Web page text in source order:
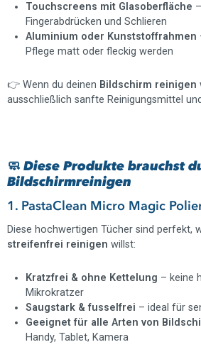
Touchscreens mit Glasoberfläche
Fingerabdrücken und Schlieren
Aluminium oder Kunststoffrahmen
Pflege matt oder fleckig werden
👉 Wenn du deinen Bildschirm reinigen
ausschließlich sanfte Reinigungsmittel
🧼 Diese Produkte brauchst
Bildschirmreinigen
1. PastaClean Micro Magic
Diese hochwertigen Tücher sind perfekt,
streifenfrei reinigen willst:
Kratzfrei & ohne Kettelung – keine
Mikrokratzer
Saugstark & fusselfrei – ideal für
Geeignet für alle Arten von
Handy, Tablet, Kamera